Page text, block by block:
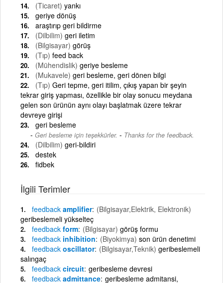
(Ticaret) yankı
geriye dönüş
araştırıp geri bildirme
(Dilbilim) geri iletim
(Bilgisayar) görüş
(Tıp) feed back
(Mühendislik) geriye besleme
(Mukavele) geri besleme, geri dönen bilgi
(Tıp) Geri tepme, geri itilim, çıkış yapan bir şeyin
tekrar giriş yapması, özellikle bir olay sonucu meydana
gelen son ürünün aynı olayı başlatmak üzere tekrar
devreye girişi
geri besleme
Geri besleme için teşekkürler. - Thanks for the feedback.
(Dilbilim) geri-bildiri
destek
fidbek
İlgili Terimler
feedback amplifier (Bilgisayar,Elektrik, Elektronik)
geribeslemeli yükselteç
feedback form (Bilgisayar) görüş formu
feedback inhibition (Biyokimya) son ürün denetimi
feedback oscillator (Bilgisayar,Teknik) geribeslemeli
salıngaç
feedback circuit geribesleme devresi
feedback admittance geribesleme admitansi,